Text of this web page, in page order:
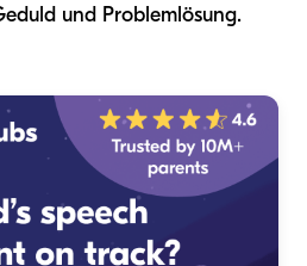
und Problemlösung.